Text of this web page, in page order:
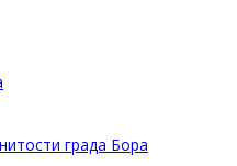
града Бора